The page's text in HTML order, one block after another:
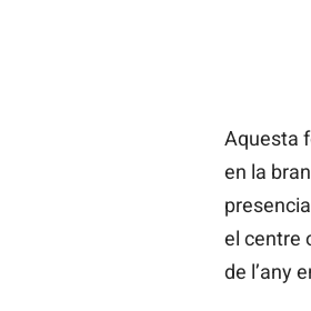
Aquesta
en la
el centre
de l’any